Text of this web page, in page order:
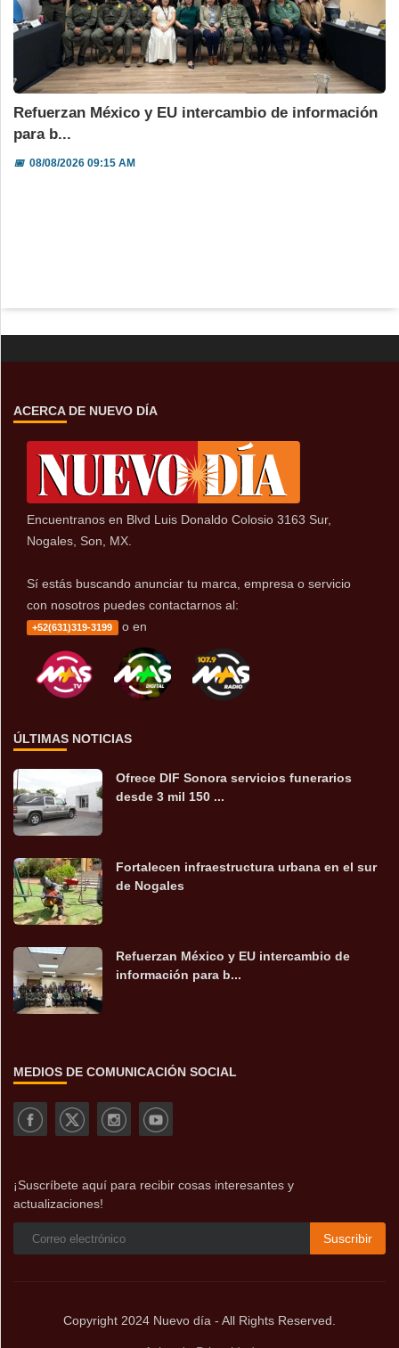
Refuerzan México y EU intercambio de información
para b...
📅08/08/2026 09:15 AM
ACERCA DE NUEVO DÍA
Encuentranos en Blvd Luis Donaldo Colosio 3163 Sur,
Nogales, Son, MX.
Sí estás buscando anunciar tu marca, empresa o servicio
con nosotros puedes contactarnos al:
+52(631)319-3199 o en
ÚLTIMAS NOTICIAS
Ofrece DIF Sonora servicios funerarios
desde 3 mil 150 ...
Fortalecen infraestructura urbana en el sur
de Nogales
Refuerzan México y EU intercambio de
información para b...
MEDIOS DE COMUNICACIÓN SOCIAL
¡Suscríbete aquí para recibir cosas interesantes y
actualizaciones!
Suscribir
Copyright 2024 Nuevo día - All Rights Reserved.